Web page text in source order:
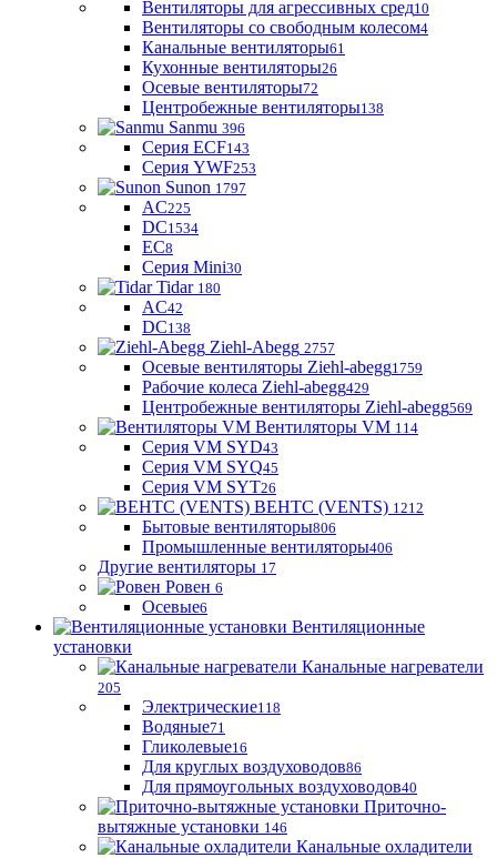
Вентиляторы для агрессивных сред10
Вентиляторы со свободным колесом4
Канальные вентиляторы61
Кухонные вентиляторы26
Осевые вентиляторы72
Центробежные вентиляторы138
Sanmu 396
Серия ECF143
Серия YWF253
Sunon 1797
AC225
DC1534
EC8
Серия Mini30
Tidar 180
AC42
DC138
Ziehl-Abegg 2757
Осевые вентиляторы Ziehl-abegg1759
Рабочие колеса Ziehl-abegg429
Центробежные вентиляторы Ziehl-abegg569
Вентиляторы VM 114
Серия VM SYD43
Серия VM SYQ45
Серия VM SYT26
ВЕНТС (VENTS) 1212
Бытовые вентиляторы806
Промышленные вентиляторы406
Другие вентиляторы 17
Ровен 6
Осевые6
Вентиляционные
установки
Канальные нагреватели
205
Электрические118
Водяные71
Гликолевые16
Для круглых воздуховодов86
Для прямоугольных воздуховодов40
Приточно-
вытяжные установки 146
Канальные охладители